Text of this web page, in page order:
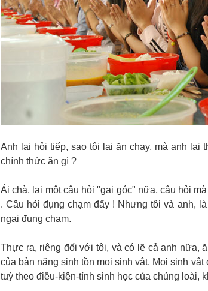
Anh lại hỏi tiếp, sao tôi lại ăn chay, mà anh lại
chính thức ăn gì ?
Ái chà, lại một câu hỏi "gai góc" nữa, câu hỏi
. Câu hỏi đụng chạm đấy ! Nhưng tôi và anh,
ngại đụng chạm.
Thực ra, riêng đối với tôi, và có lẽ cả anh nữa,
của bản năng sinh tồn mọi sinh vật. Mọi sinh
tuỳ theo điều-kiện-tính sinh học của chủng loài,